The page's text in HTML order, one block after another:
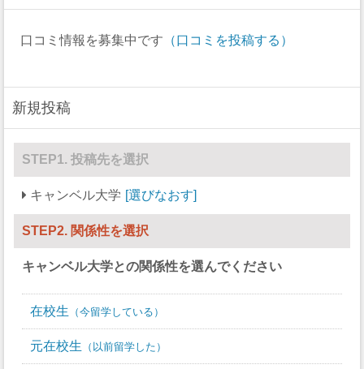
ボート 0 0
セーリング
ソフトボール 0 19
スカッシュ 0 0
テニス 9
バレーボール 0
口コミ情報を募集中です （口コミを投稿する）
新規投稿
STEP1. 投稿先を選択
キャンベル大学 選びなおす
STEP2. 関係性を選択
キャンベル大学との関係性を選んでください
在校生 今留学している
元在校生 以前留学した